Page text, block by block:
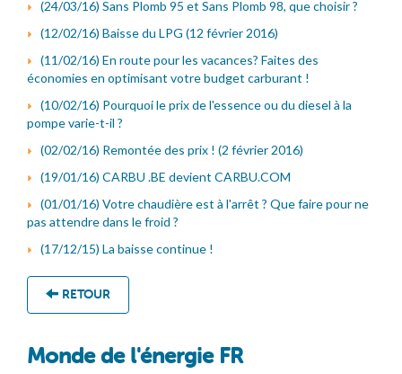
(24/03/16) Sans Plomb 95 et Sans Plomb 98, que choisir ?
(12/02/16) Baisse du LPG (12 février 2016)
(11/02/16) En route pour les vacances? Faites des
économies en optimisant votre budget carburant !
(10/02/16) Pourquoi le prix de l'essence ou du diesel à la
pompe varie-t-il ?
(02/02/16) Remontée des prix ! (2 février 2016)
(19/01/16) CARBU .BE devient CARBU.COM
(01/01/16) Votre chaudière est à l'arrêt ? Que faire pour ne
pas attendre dans le froid ?
(17/12/15) La baisse continue !
RETOUR
Monde de l'énergie FR